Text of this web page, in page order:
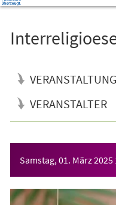
VERANSTALTER
Samstag, 01. März 2025